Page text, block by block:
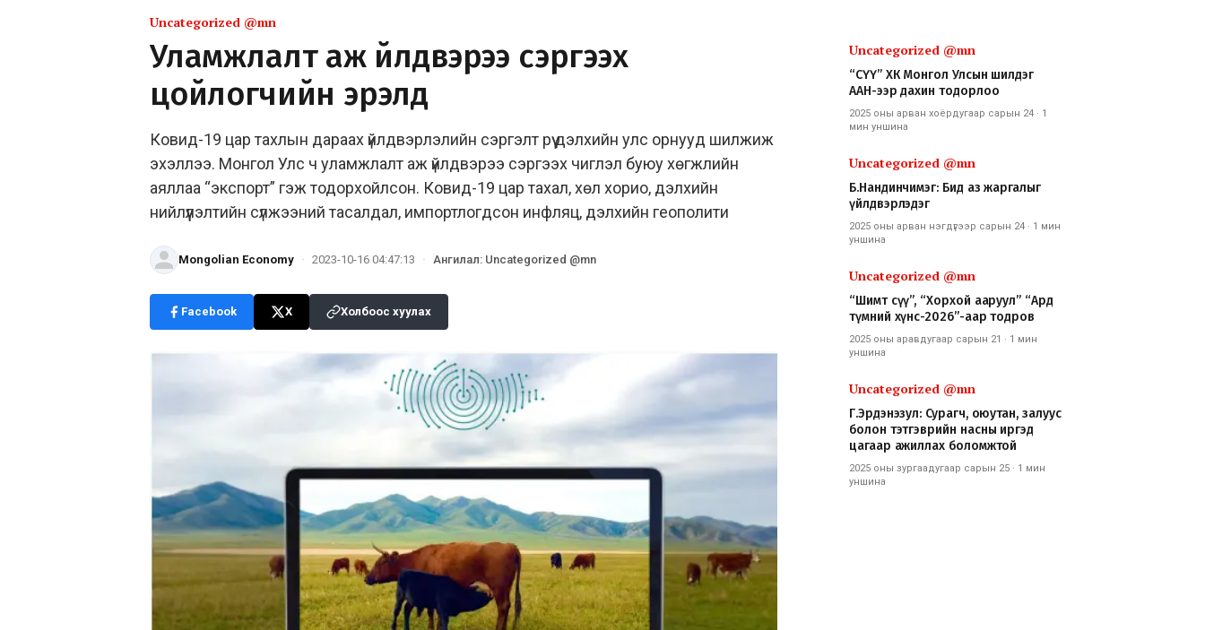
Uncategorized @mn
Уламжлалт аж үйлдвэрээ сэргээх
цойлогчийн эрэлд
Ковид-19 цар тахлын дараах үйлдвэрлэлийн сэргэлт рүү дэлхийн улс орнууд шилжиж
эхэллээ. Монгол Улс ч уламжлалт аж үйлдвэрээ сэргээх чиглэл буюу хөгжлийн
аяллаа “экспорт” гэж тодорхойлсон. Ковид-19 цар тахал, хөл хорио, дэлхийн
нийлүүлэлтийн сүлжээний тасалдал, импортлогдсон инфляц, дэлхийн геополити
Mongolian Economy · 2023-10-16 04:47:13 · Ангилал: Uncategorized @mn
Facebook X Холбоос хуулах
Uncategorized @mn
“СҮҮ” ХК Монгол Улсын шилдэг
ААН-ээр дахин тодорлоо
2025 оны арван хоёрдугаар сарын 24 · 1
мин уншина
Uncategorized @mn
Б.Нандинчимэг: Бид аз жаргалыг
үйлдвэрлэдэг
2025 оны арван нэгдүгээр сарын 24 · 1 мин
уншина
Uncategorized @mn
“Шимт сүү”, “Хорхой ааруул” “Ард
түмний хүнс-2026”-аар тодров
2025 оны аравдугаар сарын 21 · 1 мин
уншина
Uncategorized @mn
Г.Эрдэнэзул: Сурагч, оюутан, залуус
болон тэтгэврийн насны иргэд
цагаар ажиллах боломжтой
2025 оны зургаадугаар сарын 25 · 1 мин
уншина